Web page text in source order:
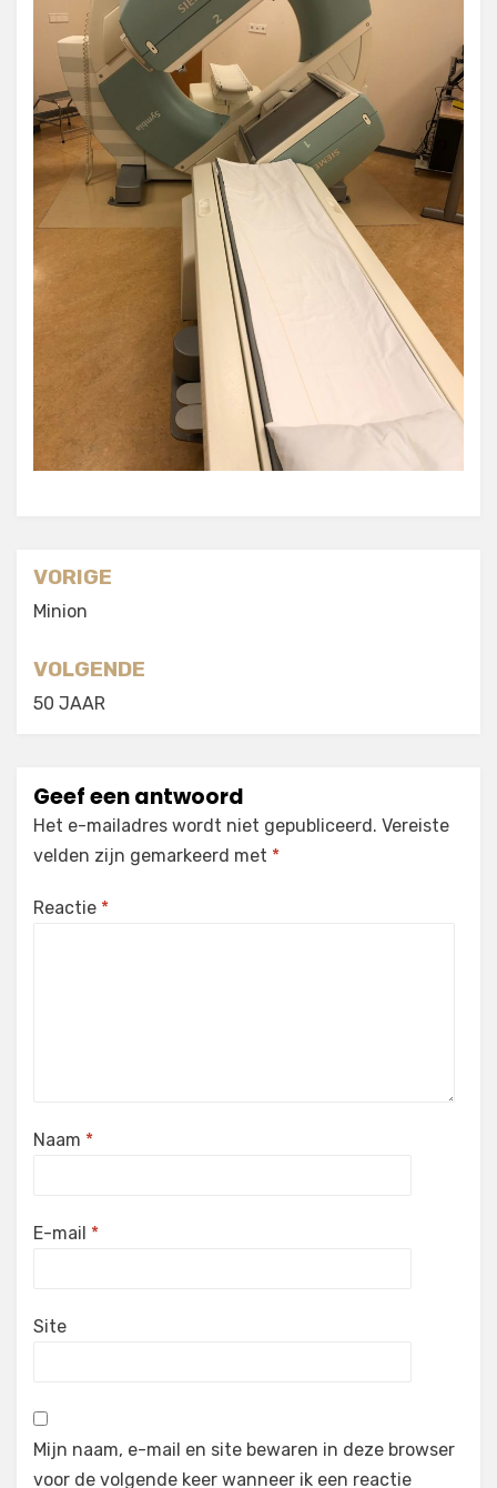
Berichtnavigatie
VORIGE
Minion
VOLGENDE
50 JAAR
Geef een antwoord
Het e-mailadres wordt niet gepubliceerd. Vereiste
velden zijn gemarkeerd met *
Reactie *
Naam *
E-mail *
Site
Mijn naam, e-mail en site bewaren in deze browser
voor de volgende keer wanneer ik een reactie